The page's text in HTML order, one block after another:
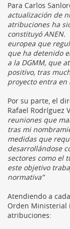
Para Carlos
actualización de
atribuciones ha
constituyó ANEN.
europea que
que ha detenido
a la DGMM, que
positivo, tras
proyecto entra en
Por su parte, el
Rafael Rodríguez
reuniones que
tras mi
medidas que
desarrollándose
sectores como el
este objetivo
normativa”
Atendiendo a
Orden Ministerial
atribuciones: